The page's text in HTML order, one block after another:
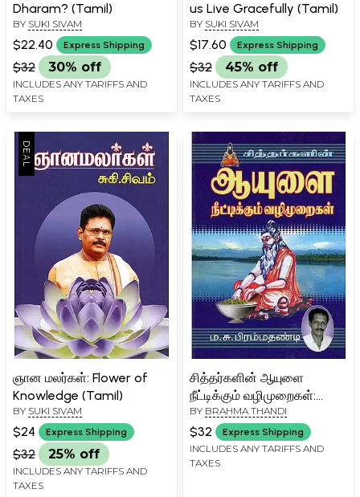
Dharam? (Tamil)
BY SUKI SIVAM
$22.40 Express Shipping
$32 30% off
INCLUDES ANY TARIFFS AND
TAXES
us Live Gracefully (Tamil)
BY SUKI SIVAM
$17.60 Express Shipping
$32 45% off
INCLUDES ANY TARIFFS AND
TAXES
ஞான மலர்கள்: Flower of
Knowledge (Tamil)
BY SUKI SIVAM
$24 Express Shipping
$32 25% off
INCLUDES ANY TARIFFS AND
TAXES
சித்தர்களின் ஆயுளை
நீட்டிக்கும் வழிமுறைகள்:
Ways to Increase Our Life
Span (Tamil)
BY BRAHMA THANDI
$32 Express Shipping
INCLUDES ANY TARIFFS AND
TAXES